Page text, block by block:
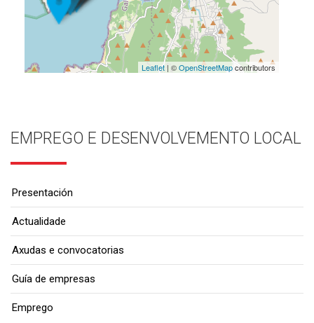
Leaflet| ©OpenStreetMapcontributors
EMPREGO E DESENVOLVEMENTO LOCAL
Presentación
Actualidade
Axudas e convocatorias
Guía de empresas
Emprego